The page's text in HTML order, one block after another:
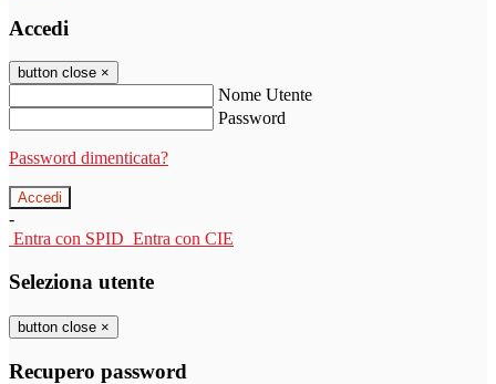
Accedi
button close ×
Nome Utente
Password
Password dimenticata?
-
Entra con SPID Entra con CIE
Seleziona utente
button close ×
Recupero password